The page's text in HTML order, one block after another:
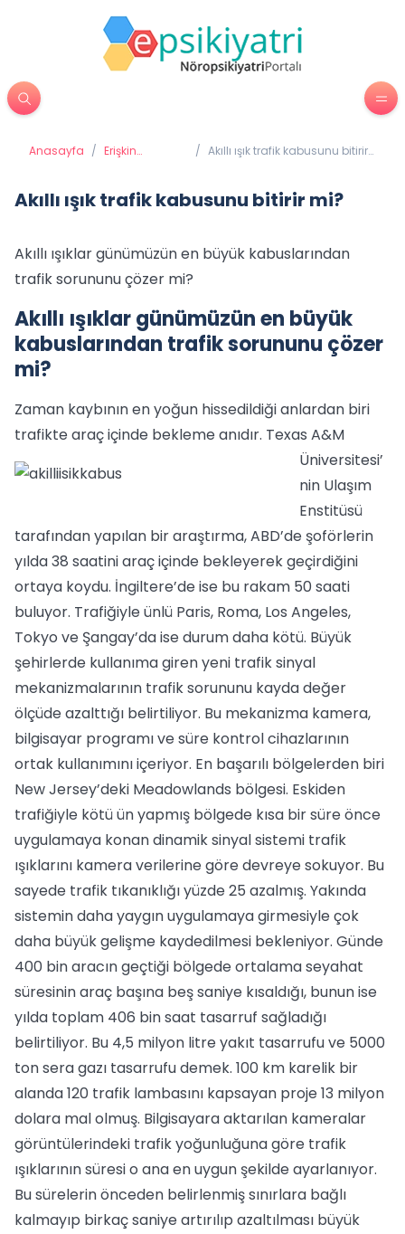
Anasayfa / Erişkin
/ Akıllı ışık trafik kabusunu bitirir
Akıllı ışık trafik kabusunu bitirir mi?
Akıllı ışıklar günümüzün en büyük kabuslarından
trafik sorununu çözer mi?
Akıllı ışıklar günümüzün en büyük
kabuslarından trafik sorununu çözer
mi?
Zaman kaybının en yoğun hissedildiği anlardan biri
trafikte araç içinde bekleme anıdır. Texas A&M
Üniversitesi’
nin Ulaşım
Enstitüsü
tarafından yapılan bir araştırma, ABD’de şoförlerin
yılda 38 saatini araç içinde bekleyerek geçirdiğini
ortaya koydu. İngiltere’de ise bu rakam 50 saati
buluyor. Trafiğiyle ünlü Paris, Roma, Los Angeles,
Tokyo ve Şangay’da ise durum daha kötü. Büyük
şehirlerde kullanıma giren yeni trafik sinyal
mekanizmalarının trafik sorununu kayda değer
ölçüde azalttığı belirtiliyor. Bu mekanizma kamera,
bilgisayar programı ve süre kontrol cihazlarının
ortak kullanımını içeriyor. En başarılı bölgelerden biri
New Jersey’deki Meadowlands bölgesi. Eskiden
trafiğiyle kötü ün yapmış bölgede kısa bir süre önce
uygulamaya konan dinamik sinyal sistemi trafik
ışıklarını kamera verilerine göre devreye sokuyor. Bu
sayede trafik tıkanıklığı yüzde 25 azalmış. Yakında
sistemin daha yaygın uygulamaya girmesiyle çok
daha büyük gelişme kaydedilmesi bekleniyor. Günde
400 bin aracın geçtiği bölgede ortalama seyahat
süresinin araç başına beş saniye kısaldığı, bunun ise
yılda toplam 406 bin saat tasarruf sağladığı
belirtiliyor. Bu 4,5 milyon litre yakıt tasarrufu ve 5000
ton sera gazı tasarrufu demek. 100 km karelik bir
alanda 120 trafik lambasını kapsayan proje 13 milyon
dolara mal olmuş. Bilgisayara aktarılan kameralar
görüntülerindeki trafik yoğunluğuna göre trafik
ışıklarının süresi o ana en uygun şekilde ayarlanıyor.
Bu sürelerin önceden belirlenmiş sınırlara bağlı
kalmayıp birkaç saniye artırılıp azaltılması büyük